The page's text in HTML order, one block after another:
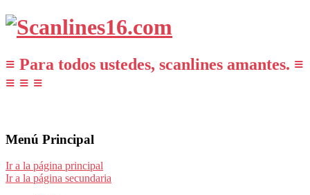
≡ Para todos ustedes, scanlines amantes. ≡
≡ ≡ ≡
Menú Principal
Ir a la página principal
Ir a la página secundaria